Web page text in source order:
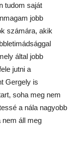
tudom saját
jobb
számára, akik
által jobb
jutni a
Gergely is
soha meg nem
a nála nagyobb
nem áll meg